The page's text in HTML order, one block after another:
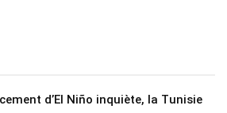
d’El Niño inquiète, la Tunisie